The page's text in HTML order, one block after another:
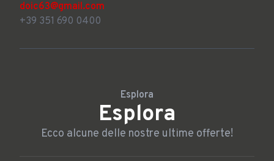
doic63@gmail.com
+39 351 690 0400
Esplora
Esplora
Ecco alcune delle nostre ultime offerte!